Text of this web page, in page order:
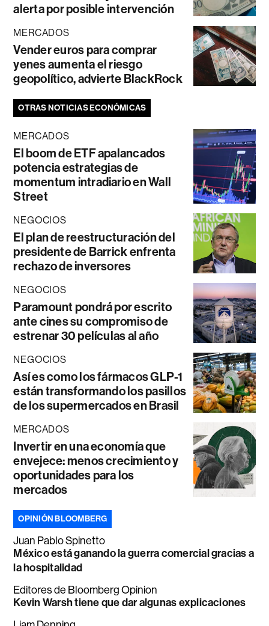
alerta por posible intervención
MERCADOS
Vender euros para comprar
yenes aumenta el riesgo
geopolítico, advierte BlackRock
OTRAS NOTICIAS ECONÓMICAS
MERCADOS
El boom de ETF apalancados
potencia estrategias de
momentum intradiario en Wall
Street
NEGOCIOS
El plan de reestructuración del
presidente de Barrick enfrenta
rechazo de inversores
NEGOCIOS
Paramount pondrá por escrito
ante cines su compromiso de
estrenar 30 películas al año
NEGOCIOS
Así es como los fármacos GLP-1
están transformando los pasillos
de los supermercados en Brasil
MERCADOS
Invertir en una economía que
envejece: menos crecimiento y
oportunidades para los
mercados
OPINIÓN BLOOMBERG
Juan Pablo Spinetto
México está ganando la guerra comercial gracias a
la hospitalidad
Editores de Bloomberg Opinion
Kevin Warsh tiene que dar algunas explicaciones